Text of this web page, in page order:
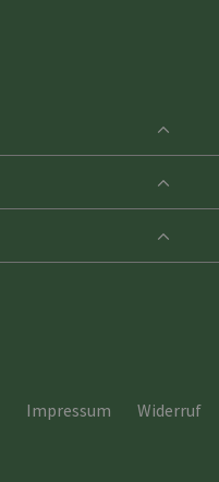
Impressum Widerruf